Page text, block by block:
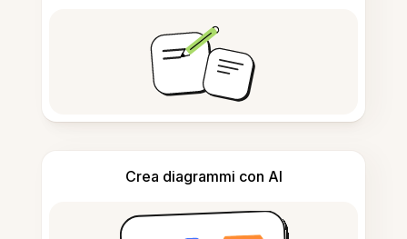
Crea diagrammi con AI